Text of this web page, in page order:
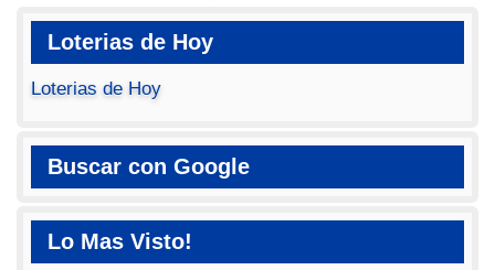
Loterias de Hoy
Loterias de Hoy
Buscar con Google
Lo Mas Visto!